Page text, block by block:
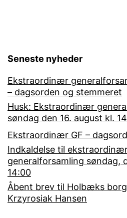
Seneste nyheder
Ekstraordinær
– dagsorden og stemmeret
Husk: Ekstraordinær
søndag den 16. august kl. 14
Ekstraordinær GF –
Indkaldelse til
generalforsamling søndag,
14:00
Åbent brev til Holbæks
Krzyrosiak Hansen